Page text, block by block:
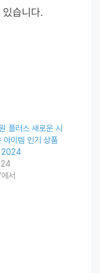
습니다.
플러스 새로운 시
아이템 인기 상품
2024
서